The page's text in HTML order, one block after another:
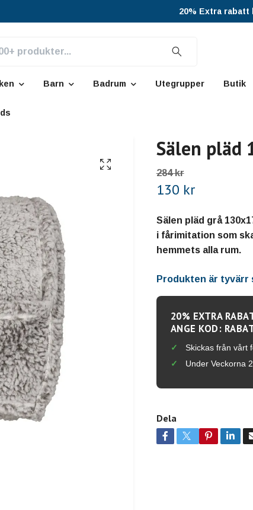
20% Extra rabatt
Barn Badrum Utegrupper Butik
Sälen pläd
284 kr
130 kr
Sälen pläd grå
i fårimitation som
hemmets alla rum.
Produkten är tyvärr
20% EXTRA
ANGE KOD:
Skickas från vårt
Under Veckorna
Dela